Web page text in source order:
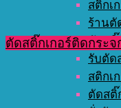
สติ๊กเ
ร้านตั
ตัดสติ๊
รับตัด
สติกเ
ตัดสติ๊
ตัดสติ๊กเกอร์ติดกระจ